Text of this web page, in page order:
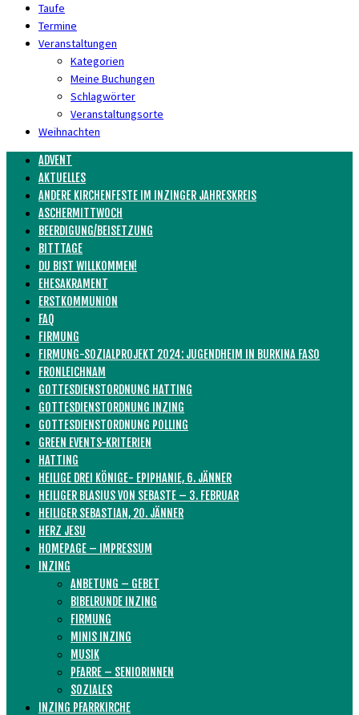
Taufe
Termine
Veranstaltungen
Kategorien
Meine Buchungen
Schlagwörter
Veranstaltungsorte
Weihnachten
ADVENT
AKTUELLES
ANDERE KIRCHENFESTE IM INZINGER JAHRESKREIS
ASCHERMITTWOCH
BEERDIGUNG/BEISETZUNG
BITTTAGE
DU BIST WILLKOMMEN!
EHESAKRAMENT
ERSTKOMMUNION
FAQ
FIRMUNG
FIRMUNG-SOZIALPROJEKT 2024: JUGENDHEIM IN BURKINA FASO
FRONLEICHNAM
GOTTESDIENSTORDNUNG HATTING
GOTTESDIENSTORDNUNG INZING
GOTTESDIENSTORDNUNG POLLING
GREEN EVENTS-KRITERIEN
HATTING
HEILIGE DREI KÖNIGE- EPIPHANIE, 6. JÄNNER
HEILIGER BLASIUS VON SEBASTE – 3. FEBRUAR
HEILIGER SEBASTIAN, 20. JÄNNER
HERZ JESU
HOMEPAGE – IMPRESSUM
INZING
ANBETUNG – GEBET
BIBELRUNDE INZING
FIRMUNG
MINIS INZING
MUSIK
PFARRE – SENIORINNEN
SOZIALES
INZING PFARRKIRCHE